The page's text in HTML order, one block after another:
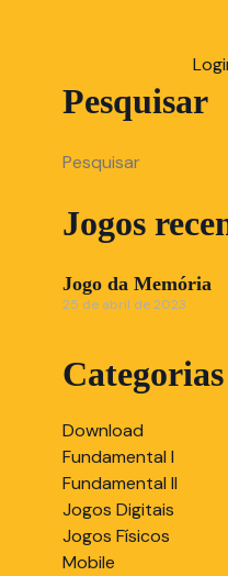
Pesquisar
Jogos
Jogo da Memória
25 de abril de 2023
Categorias
Download
Fundamental I
Fundamental II
Jogos Digitais
Jogos Físicos
Mobile